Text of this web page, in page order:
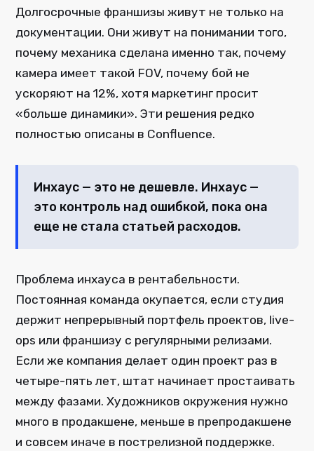
Долгосрочные франшизы живут не только на
документации. Они живут на понимании того,
почему механика сделана именно так, почему
камера имеет такой FOV, почему бой не
ускоряют на 12%, хотя маркетинг просит
«больше динамики». Эти решения редко
полностью описаны в Confluence.
Инхаус — это не дешевле. Инхаус —
это контроль над ошибкой, пока она
еще не стала статьей расходов.
Проблема инхауса в рентабельности.
Постоянная команда окупается, если студия
держит непрерывный портфель проектов, live-
ops или франшизу с регулярными релизами.
Если же компания делает один проект раз в
четыре-пять лет, штат начинает простаивать
между фазами. Художников окружения нужно
много в продакшене, меньше в препродакшене
и совсем иначе в пострелизной поддержке.